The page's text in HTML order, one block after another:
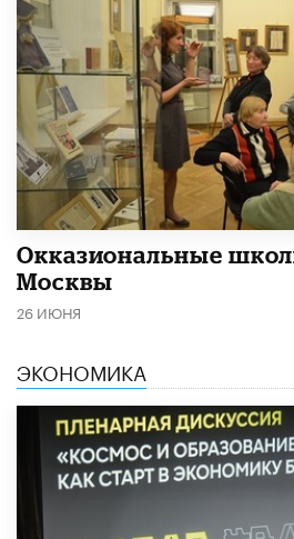
​Окказиональные
Москвы
26 ИЮНЯ
ЭКОНОМИКА